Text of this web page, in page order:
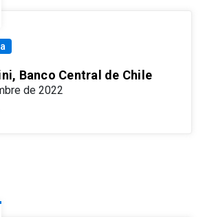
Banco Central de Chile
de 2022